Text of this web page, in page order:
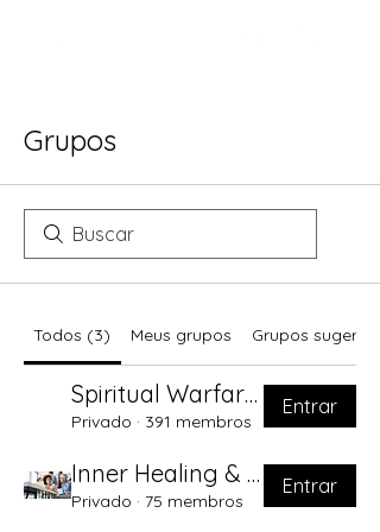
Grupos
Todos (3) Meus grupos Grupos sugeridos
Spiritual Warfare Training Self Inner Healing
Privado · 391 membros
Entrar
Inner Healing & Deliverance Training
Privado · 75 membros
Entrar